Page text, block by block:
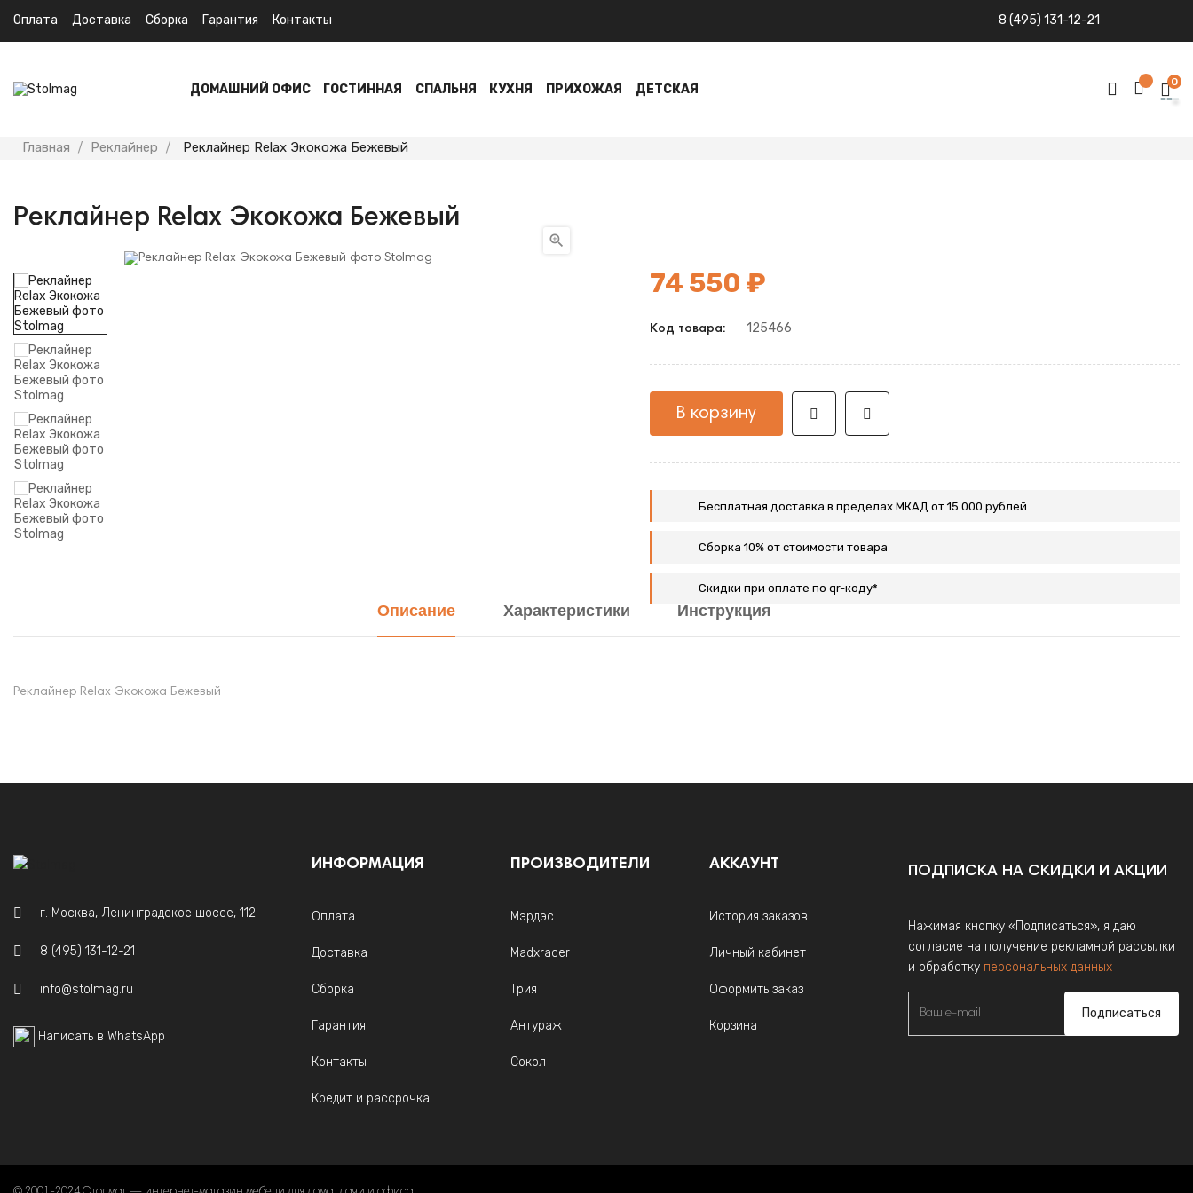
Оплата Доставка Сборка Гарантия Контакты 8 (495) 131-12-21
ДОМАШНИЙ ОФИС ГОСТИННАЯ СПАЛЬНЯ КУХНЯ ПРИХОЖАЯ ДЕТСКАЯ
0
Главная Реклайнер Реклайнер Relax Экокожа Бежевый
Реклайнер Relax Экокожа Бежевый

74 550 ₽
Код товара: 125466
В корзину
Бесплатная доставка в пределах МКАД от 15 000 рублей
Сборка 10% от стоимости товара
Скидки при оплате по qr-коду*
Описание Характеристики Инструкция
Реклайнер Relax Экокожа Бежевый
г. Москва, Ленинградское шоссе, 112
8 (495) 131-12-21
info@stolmag.ru
Написать в WhatsApp
ИНФОРМАЦИЯ
Оплата
Доставка
Сборка
Гарантия
Контакты
Кредит и рассрочка
ПРОИЗВОДИТЕЛИ
Мэрдэс
Madxracer
Трия
Антураж
Сокол
АККАУНТ
История заказов
Личный кабинет
Оформить заказ
Корзина
ПОДПИСКА НА СКИДКИ И АКЦИИ
Нажимая кнопку «Подписаться», я даю
согласие на получение рекламной рассылки
и обработку персональных данных
Подписаться